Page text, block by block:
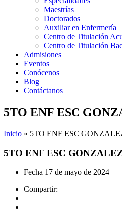
Maestrías
Doctorados
Auxiliar en Enfermería
Centro de Titulación
Centro de Titulación
Admisiones
Eventos
Conócenos
Blog
Contáctanos
5TO ENF ESC
Inicio » 5TO ENF ESC
5TO ENF ESC
Fecha 17 de mayo de 2024
Compartir: